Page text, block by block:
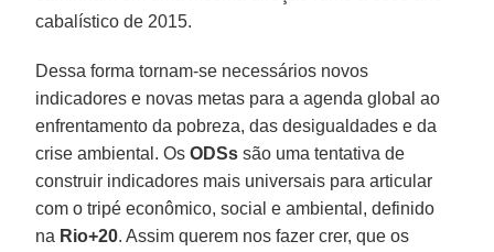
cabalístico de 2015.
Dessa forma tornam-se necessários novos
indicadores e novas metas para a agenda global ao
enfrentamento da pobreza, das desigualdades e da
crise ambiental. OsODSs são uma tentativa de
construir indicadores mais universais para articular
com o tripé econômico, social e ambiental, definido
na Rio+20. Assim querem nos fazer crer, que os